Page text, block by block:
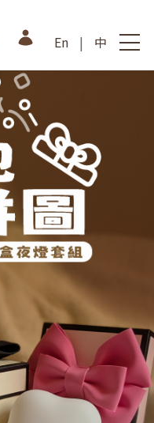
En | 中